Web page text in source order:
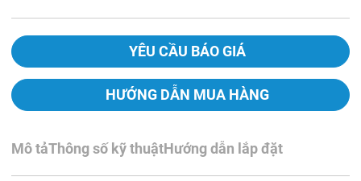
YÊU CẦU BÁO GIÁ
HƯỚNG DẪN MUA HÀNG
Mô tảThông số kỹ thuậtHướng dẫn lắp đặt